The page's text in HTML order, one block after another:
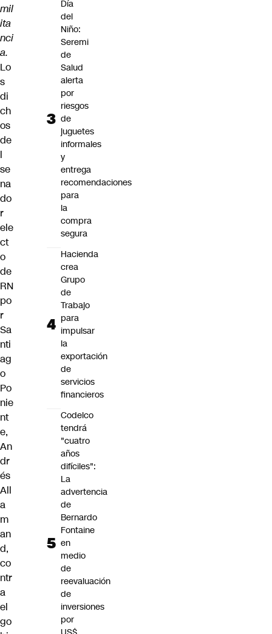
mil
ita
nci
a.
Lo
s
di
ch
os
de
l
se
na
do
r
ele
ct
o
de
RN
po
r
Sa
nti
ag
o
Po
nie
nt
e,
An
dr
és
All
a
m
an
d,
co
ntr
a
el
go
Día
del
Niño:
Seremi
de
Salud
alerta
por
riesgos
de
juguetes
informales
y
entrega
recomendaciones
para
la
compra
segura
Hacienda
crea
Grupo
de
Trabajo
para
impulsar
la
exportación
de
servicios
financieros
Codelco
tendrá
"cuatro
años
difíciles":
La
advertencia
de
Bernardo
Fontaine
en
medio
de
reevaluación
de
inversiones
por